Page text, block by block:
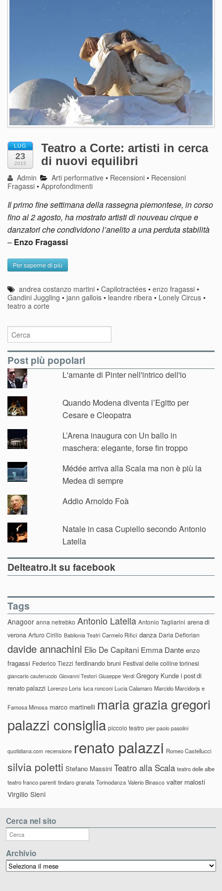
LUG
23
2015
Teatro a Corte: artisti in cerca
di nuovi equilibri
Admin Arti performative • Recensioni • Recensioni
Fragassi • Approfondimenti
Il primo fine settimana della rassegna piemontese, in corso
fino al 2 agosto, ha mostrato artisti di nouveau cirque e
danzatori che condividono l’anelito a una perduta stabilità
– Enzo Fragassi
Per saperne di più
andrea costanzo martini •Capilotractées •enzo fragassi •
Gandini Juggling • jann gallois • leandre ribera • Lonely Circus •
teatro a corte
Post più popolari
L'amante di Pinter nell'intrico dell'io
Quando Modena diventa l’Egitto per
Cesare e Cleopatra
L’Arena inaugura con Un ballo in
maschera: elegante, forse fin troppo
Médée arriva alla Scala ma non è più la
Medea di sempre
Addio Arnoldo Foà
Natale in casa Cupiello secondo Antonio
Latella
Delteatro.it su facebook
Tags
Anagoor anna netrebko Antonio Latella Antonio Tagliarini arena di
verona Arturo Cirillo Babilonia Teatri Carmelo Rifici danza Daria Deflorian
davide annachini Elio De Capitani Emma Dante enzo
fragassi Federico Tiezzi ferdinando bruni Festival delle colline torinesi
giancarlo cauteruccio Giovanni Testori Giuseppe Verdi Gregory Kunde i post di
renato palazzi Lorenzo Loris luca ronconi Lucia Calamaro Marcido Marcidorjs e
Famosa Mimosa marco martinelli maria grazia gregori
palazzi consiglia piccolo teatro pier paolo pasolini
quotidiana.com recensione renato palazzi Romeo Castellucci
silvia poletti Stefano Massini Teatro alla Scala teatro delle albe
teatro franco parenti tindaro granata Torinodanza Valerio Binasco valter malosti
Virgilio Sieni
Cerca nel sito
Archivio
Archivio